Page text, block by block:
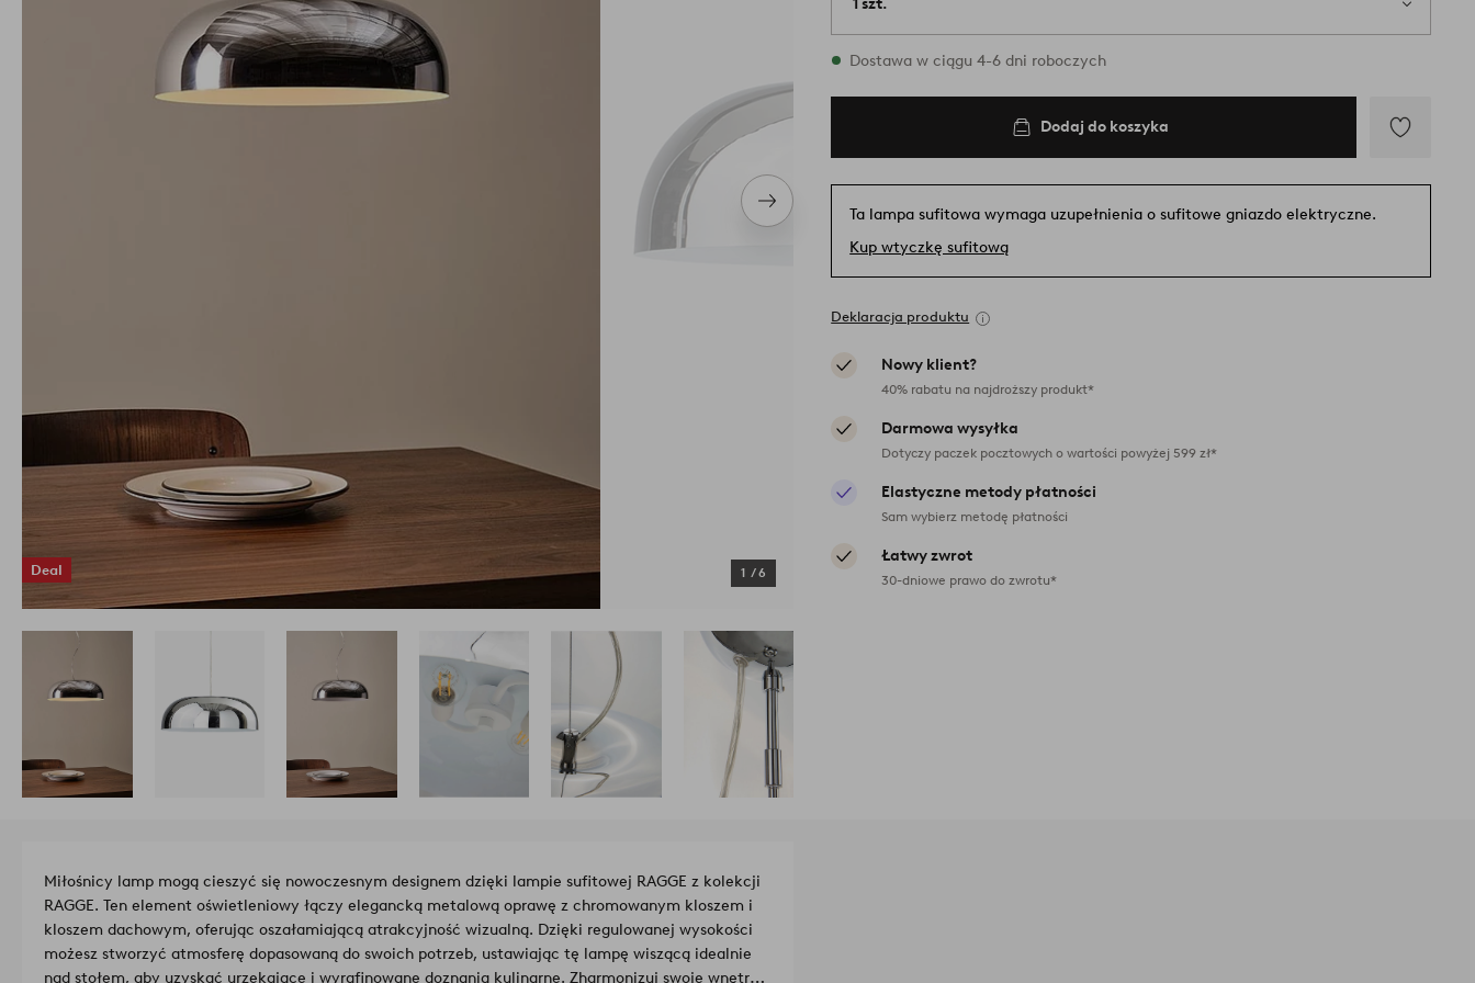
Następny
produkt
Deal 1 /6
1 szt.
W magazynie
Dostawa w ciągu 4-6 dni roboczych
Dodaj do koszyka
do
Ta lampa sufitowa wymaga uzupełnienia o sufitowe gniazdo elektryczne.
Kup wtyczkę sufitową
Deklaracja produktu
Nowy klient?
40% rabatu na najdroższy produkt*
Darmowa wysyłka
Dotyczy paczek pocztowych o wartości powyżej 599 zł*
Elastyczne metody płatności
Sam wybierz metodę płatności
Łatwy zwrot
30-dniowe prawo do zwrotu*
Miłośnicy lamp mogą cieszyć się nowoczesnym designem dzięki lampie sufitowej RAGGE z kolekcji
RAGGE. Ten element oświetleniowy łączy elegancką metalową oprawę z chromowanym kloszem i
kloszem dachowym, oferując oszałamiającą atrakcyjność wizualną. Dzięki regulowanej wysokości
możesz stworzyć atmosferę dopasowaną do swoich potrzeb, ustawiając tę lampę wiszącą idealnie
nad stołem, aby uzyskać urzekające i wyrafinowane doznania kulinarne. Zharmonizuj swoje wnętrza